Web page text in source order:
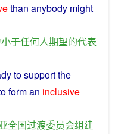
than anybody might
小于任何人期望的代表
tosupportthe
forman inclusive
全国过渡委员会组建